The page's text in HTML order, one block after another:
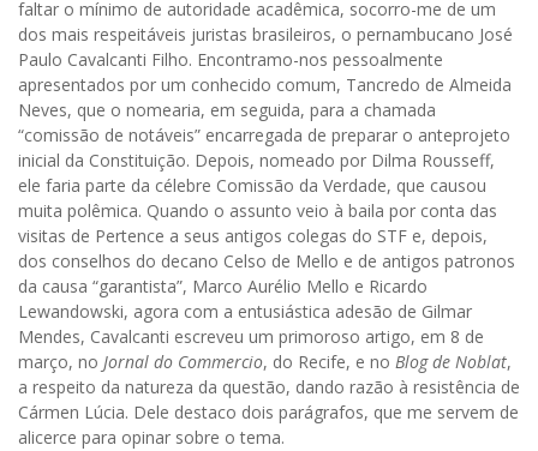
faltar o mínimo de autoridade acadêmica, socorro-me de um
dos mais respeitáveis juristas brasileiros, o pernambucano José
Paulo Cavalcanti Filho. Encontramo-nos pessoalmente
apresentados por um conhecido comum, Tancredo de Almeida
Neves, que o nomearia, em seguida, para a chamada
“comissão de notáveis” encarregada de preparar o anteprojeto
inicial da Constituição. Depois, nomeado por Dilma Rousseff,
ele faria parte da célebre Comissão da Verdade, que causou
muita polêmica. Quando o assunto veio à baila por conta das
visitas de Pertence a seus antigos colegas do STF e, depois,
dos conselhos do decano Celso de Mello e de antigos patronos
da causa “garantista”, Marco Aurélio Mello e Ricardo
Lewandowski, agora com a entusiástica adesão de Gilmar
Mendes, Cavalcanti escreveu um primoroso artigo, em 8 de
março, no Jornal do Commercio, do Recife, e no Blog de Noblat,
a respeito da natureza da questão, dando razão à resistência de
Cármen Lúcia. Dele destaco dois parágrafos, que me servem de
alicerce para opinar sobre o tema.